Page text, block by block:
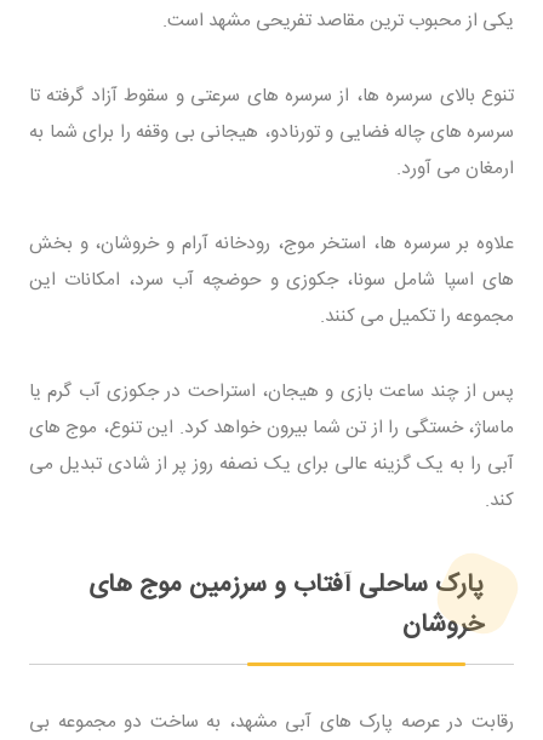
یکی از محبوب ترین مقاصد تفریحی مشهد است.
تنوع بالای سرسره ها، از سرسره های سرعتی و سقوط آزاد گرفته تا
سرسره های چاله فضایی و تورنادو، هیجانی بی وقفه را برای شما به
ارمغان می آورد.
علاوه بر سرسره ها، استخر موج، رودخانه آرام و خروشان، و بخش
های اسپا شامل سونا، جکوزی و حوضچه آب سرد، امکانات این
مجموعه را تکمیل می کنند.
پس از چند ساعت بازی و هیجان، استراحت در جکوزی آب گرم یا
ماساژ، خستگی را از تن شما بیرون خواهد کرد. این تنوع، موج های
آبی را به یک گزینه عالی برای یک نصفه روز پر از شادی تبدیل می
کند.
پارک ساحلی آفتاب و سرزمین موج های
خروشان
رقابت در عرصه پارک های آبی مشهد، به ساخت دو مجموعه بی